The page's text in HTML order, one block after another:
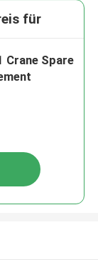
für
Crane Spare